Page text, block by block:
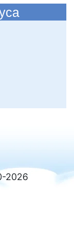
2026